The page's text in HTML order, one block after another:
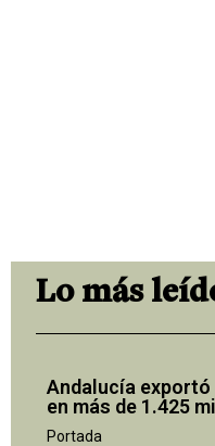
Lo más
Andalucía
en más de 1.425
Portada